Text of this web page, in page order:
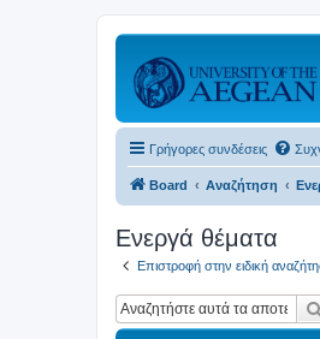
Γρήγορες συνδέσεις
Board Αναζήτηση
Ενεργά θέματα
Επιστροφή στην ειδική